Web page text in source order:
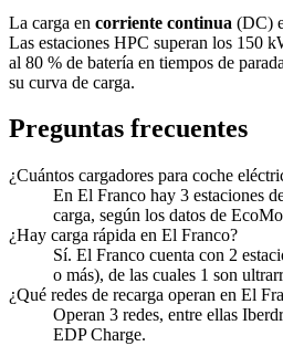
La carga en corriente continua (DC)
Las estaciones HPC superan los 150
al 80 % de batería en tiempos de
su curva de carga.
Preguntas frecuentes
¿Cuántos cargadores para coche
En El Franco hay 3 estaciones
carga, según los datos de
¿Hay carga rápida en El Franco?
Sí. El Franco cuenta con 2
o más), de las cuales 1 son
¿Qué redes de recarga operan en El
Operan 3 redes, entre ellas
EDP Charge.